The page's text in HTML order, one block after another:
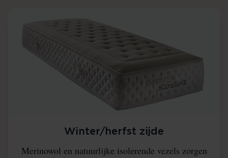
Winter/herfst zijde
Merinowol en natuurlijke isolerende vezels zorgen